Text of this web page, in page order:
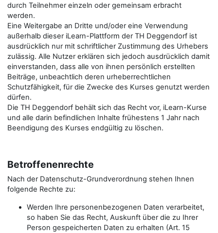
durch Teilnehmer einzeln oder gemeinsam erbracht
werden.
Eine Weitergabe an Dritte und/oder eine Verwendung
außerhalb dieser iLearn-Plattform der TH Deggendorf ist
ausdrücklich nur mit schriftlicher Zustimmung des Urhebers
zulässig. Alle Nutzer erklären sich jedoch ausdrücklich damit
einverstanden, dass alle von ihnen persönlich erstellten
Beiträge, unbeachtlich deren urheberrechtlichen
Schutzfähigkeit, für die Zwecke des Kurses genutzt werden
dürfen.
Die TH Deggendorf behält sich das Recht vor, iLearn-Kurse
und alle darin befindlichen Inhalte frühestens 1 Jahr nach
Beendigung des Kurses endgültig zu löschen.
Betroffenenrechte
Nach der Datenschutz-Grundverordnung stehen Ihnen
folgende Rechte zu:
Werden Ihre personenbezogenen Daten verarbeitet,
so haben Sie das Recht, Auskunft über die zu Ihrer
Person gespeicherten Daten zu erhalten (Art. 15